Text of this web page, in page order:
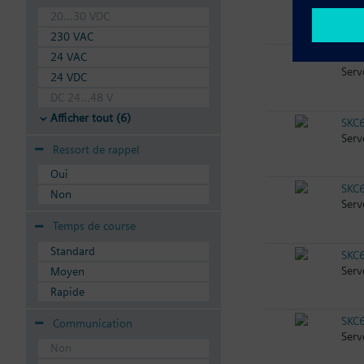
20...30 VDC
230 VAC
24 VAC
24 VDC
DC 24...48 V
Afficher tout (6)
Ressort de rappel
Oui
Non
Temps de course
Standard
Moyen
Rapide
Communication
Non